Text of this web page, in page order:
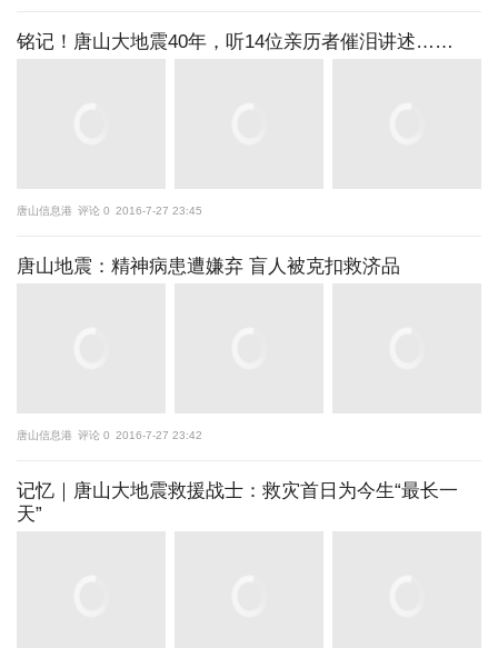
铭记！唐山大地震40年，听14位亲历者催泪讲述……
唐山信息港 评论 0 2016-7-27 23:45
唐山地震：精神病患遭嫌弃 盲人被克扣救济品
唐山信息港 评论 0 2016-7-27 23:42
记忆｜唐山大地震救援战士：救灾首日为今生“最长一
天”